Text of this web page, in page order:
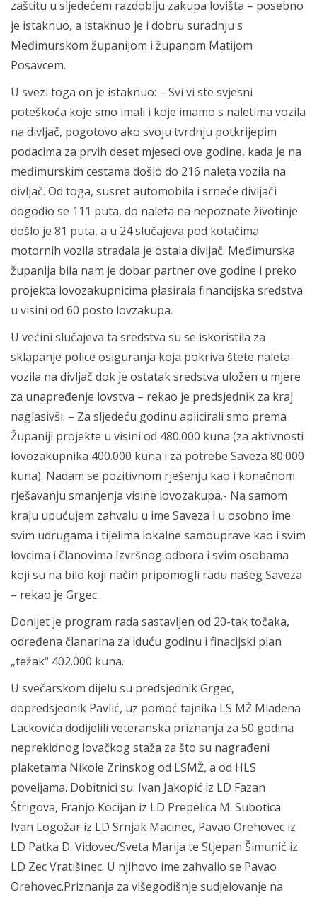
zaštitu u sljedećem razdoblju zakupa lovišta – posebno
je istaknuo, a istaknuo je i dobru suradnju s
Međimurskom županijom i županom Matijom
Posavcem.
U svezi toga on je istaknuo: – Svi vi ste svjesni
poteškoća koje smo imali i koje imamo s naletima vozila
na divljač, pogotovo ako svoju tvrdnju potkrijepim
podacima za prvih deset mjeseci ove godine, kada je na
međimurskim cestama došlo do 216 naleta vozila na
divljač. Od toga, susret automobila i srneće divljači
dogodio se 111 puta, do naleta na nepoznate životinje
došlo je 81 puta, a u 24 slučajeva pod kotačima
motornih vozila stradala je ostala divljač. Međimurska
županija bila nam je dobar partner ove godine i preko
projekta lovozakupnicima plasirala financijska sredstva
u visini od 60 posto lovzakupa.
U većini slučajeva ta sredstva su se iskoristila za
sklapanje police osiguranja koja pokriva štete naleta
vozila na divljač dok je ostatak sredstva uložen u mjere
za unapređenje lovstva – rekao je predsjednik za kraj
naglasivši: – Za sljedeću godinu aplicirali smo prema
Županiji projekte u visini od 480.000 kuna (za aktivnosti
lovozakupnika 400.000 kuna i za potrebe Saveza 80.000
kuna). Nadam se pozitivnom rješenju kao i konačnom
rješavanju smanjenja visine lovozakupa.- Na samom
kraju upućujem zahvalu u ime Saveza i u osobno ime
svim udrugama i tijelima lokalne samouprave kao i svim
lovcima i članovima Izvršnog odbora i svim osobama
koji su na bilo koji način pripomogli radu našeg Saveza
– rekao je Grgec.
Donijet je program rada sastavljen od 20-tak točaka,
određena članarina za iduću godinu i finacijski plan
„težak“ 402.000 kuna.
U svečarskom dijelu su predsjednik Grgec,
dopredsjednik Pavlić, uz pomoć tajnika LS MŽ Mladena
Lackovića dodijelili veteranska priznanja za 50 godina
neprekidnog lovačkog staža za što su nagrađeni
plaketama Nikole Zrinskog od LSMŽ, a od HLS
poveljama. Dobitnici su: Ivan Jakopić iz LD Fazan
Štrigova, Franjo Kocijan iz LD Prepelica M. Subotica.
Ivan Logožar iz LD Srnjak Macinec, Pavao Orehovec iz
LD Patka D. Vidovec/Sveta Marija te Stjepan Šimunić iz
LD Zec Vratišinec. U njihovo ime zahvalio se Pavao
Orehovec.Priznanja za višegodišnje sudjelovanje na